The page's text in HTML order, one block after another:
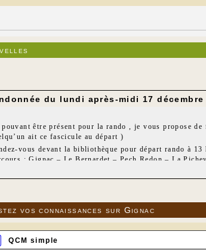
du lundi après-midi 17 décembre
pouvant être présent pour la rando , je vous propose
ait ce fascicule au départ )
vous devant la bibliothèque pour départ rando à 13
: Gignac – Le Bernardet – Pech Redon – La
Pierre GAILLARD
vos connaissances sur Gignac
QCM simple